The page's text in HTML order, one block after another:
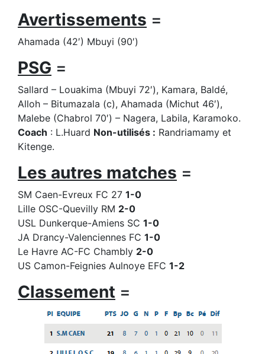
Avertissements =
Ahamada (42′) Mbuyi (90′)
PSG =
Sallard – Louakima (Mbuyi 72′), Kamara, Baldé,
Alloh – Bitumazala (c), Ahamada (Michut 46′),
Malebe (Chabrol 70′) – Nagera, Labila, Karamoko.
Coach : L.Huard Non-utilisés : Randriamamy et
Kitenge.
Les autres matches =
SM Caen-Evreux FC 27 1-0
Lille OSC-Quevilly RM 2-0
USL Dunkerque-Amiens SC 1-0
JA Drancy-Valenciennes FC 1-0
Le Havre AC-FC Chambly 2-0
US Camon-Feignies Aulnoye EFC 1-2
Classement =